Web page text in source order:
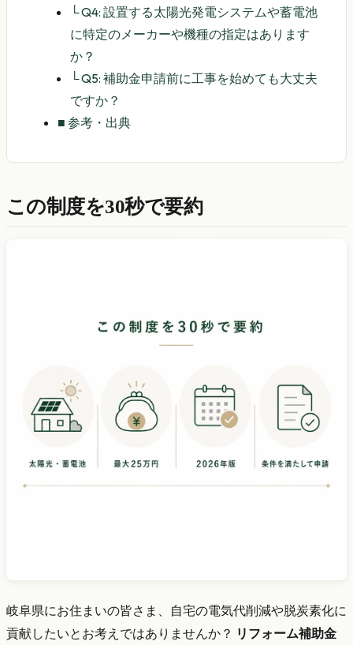
└Q4: 設置する太陽光発電システムや蓄電池
に特定のメーカーや機種の指定はあります
か？
└Q5: 補助金申請前に工事を始めても大丈夫
ですか？
■ 参考・出典
この制度を30秒で要約
岐阜県にお住まいの皆さま、自宅の電気代削減や脱炭素化に
貢献したいとお考えではありませんか？ リフォーム補助金